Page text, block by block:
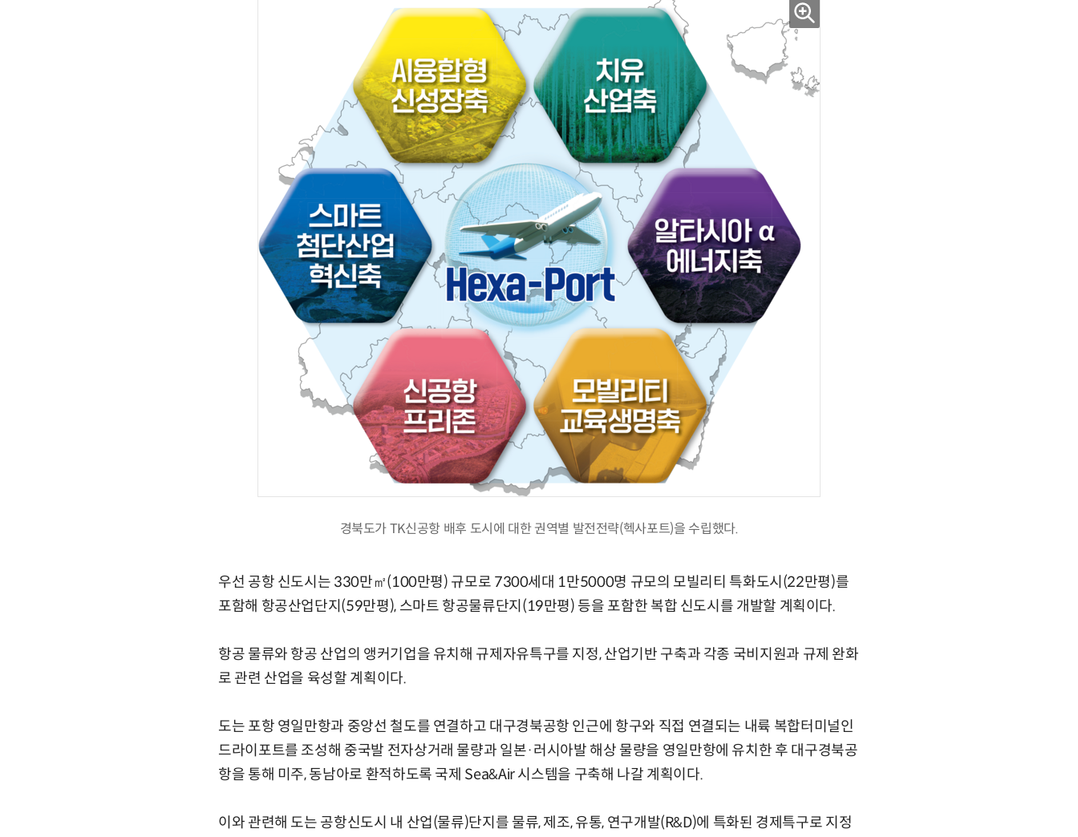
경북도가 TK신공항 배후 도시에 대한 권역별 발전전략(헥사포트)을 수립했다.
우선 공항 신도시는 330만㎡(100만평) 규모로 7300세대 1만5000명 규모의 모빌리티 특화도시(22만평)를
포함해 항공산업단지(59만평), 스마트 항공물류단지(19만평) 등을 포함한 복합 신도시를 개발할 계획이다.
항공 물류와 항공 산업의 앵커기업을 유치해 규제자유특구를 지정, 산업기반 구축과 각종 국비지원과 규제 완화
로 관련 산업을 육성할 계획이다.
도는 포항 영일만항과 중앙선 철도를 연결하고 대구경북공항 인근에 항구와 직접 연결되는 내륙 복합터미널인
드라이포트를 조성해 중국발 전자상거래 물량과 일본·러시아발 해상 물량을 영일만항에 유치한 후 대구경북공
항을 통해 미주, 동남아로 환적하도록 국제 Sea&Air 시스템을 구축해 나갈 계획이다.
이와 관련해 도는 공항신도시 내 산업(물류)단지를 물류, 제조, 유통, 연구개발(R&D)에 특화된 경제특구로 지정